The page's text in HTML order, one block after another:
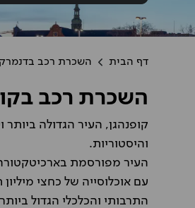
דף הבית השכרת רכב בדנמרק
השכרת רכב
קופנהגן, העיר הגדולה
והיסטוריות.
העיר מפורסמת
התרבותי והכלכלי הגדול